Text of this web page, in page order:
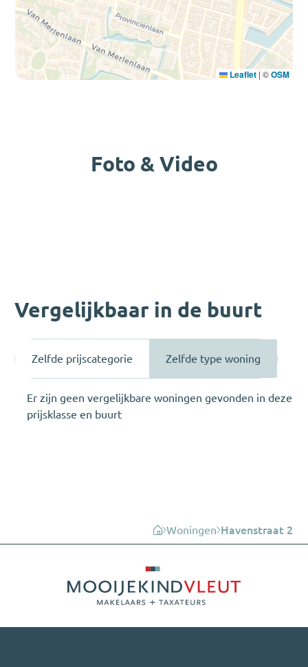
Leaflet | ©OSM
Foto & Video
Vergelijkbaar in de buurt
Zelfde prijscategorie Zelfde type woning
Er zijn geen vergelijkbare woningen gevonden in deze
prijsklasse en buurt
Woningen Havenstraat 2